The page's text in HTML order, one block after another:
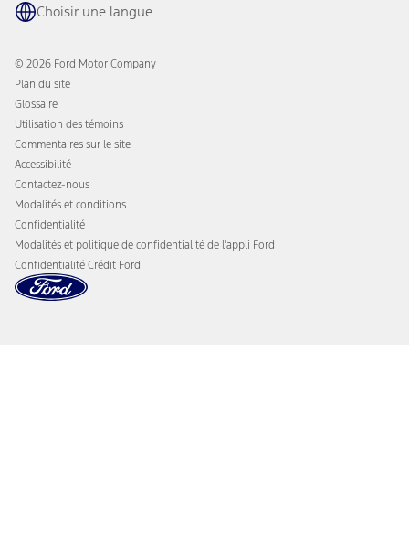
Accessoires
Recharge de VÉ
L'application Ford
Ford sur la route
Choisir une langue
© 2026 Ford Motor Company
Plan du site
Glossaire
Utilisation des témoins
Commentaires sur le site
Accessibilité
Contactez-nous
Modalités et conditions
Confidentialité
Modalités et politique de confidentialité de l'appli Ford
Confidentialité Crédit Ford